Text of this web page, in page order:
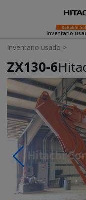
Inventario
Inventario usado >
ZX130-6
Photos & Videos